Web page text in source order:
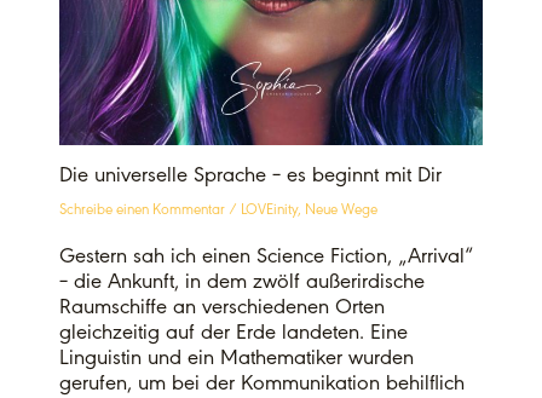
Die universelle Sprache – es beginnt mit Dir
Schreibe einen Kommentar / LOVEinity, Neue Wege
Gestern sah ich einen Science Fiction, „Arrival“
– die Ankunft, in dem zwölf außerirdische
Raumschiffe an verschiedenen Orten
gleichzeitig auf der Erde landeten. Eine
Linguistin und ein Mathematiker wurden
gerufen, um bei der Kommunikation behilflich